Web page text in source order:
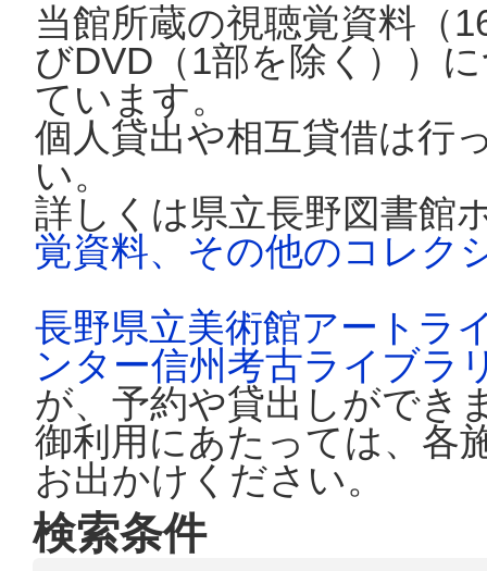
当館所蔵の視聴覚資料（
びDVD（1部を除く））
ています。
個人貸出や相互貸借は行
い。
詳しくは県立長野図書館
覚資料、その他のコレク
長野県立美術館アートラ
ンター信州考古ライブラ
が、予約や貸出しができ
御利用にあたっては、各
お出かけください。
検索条件